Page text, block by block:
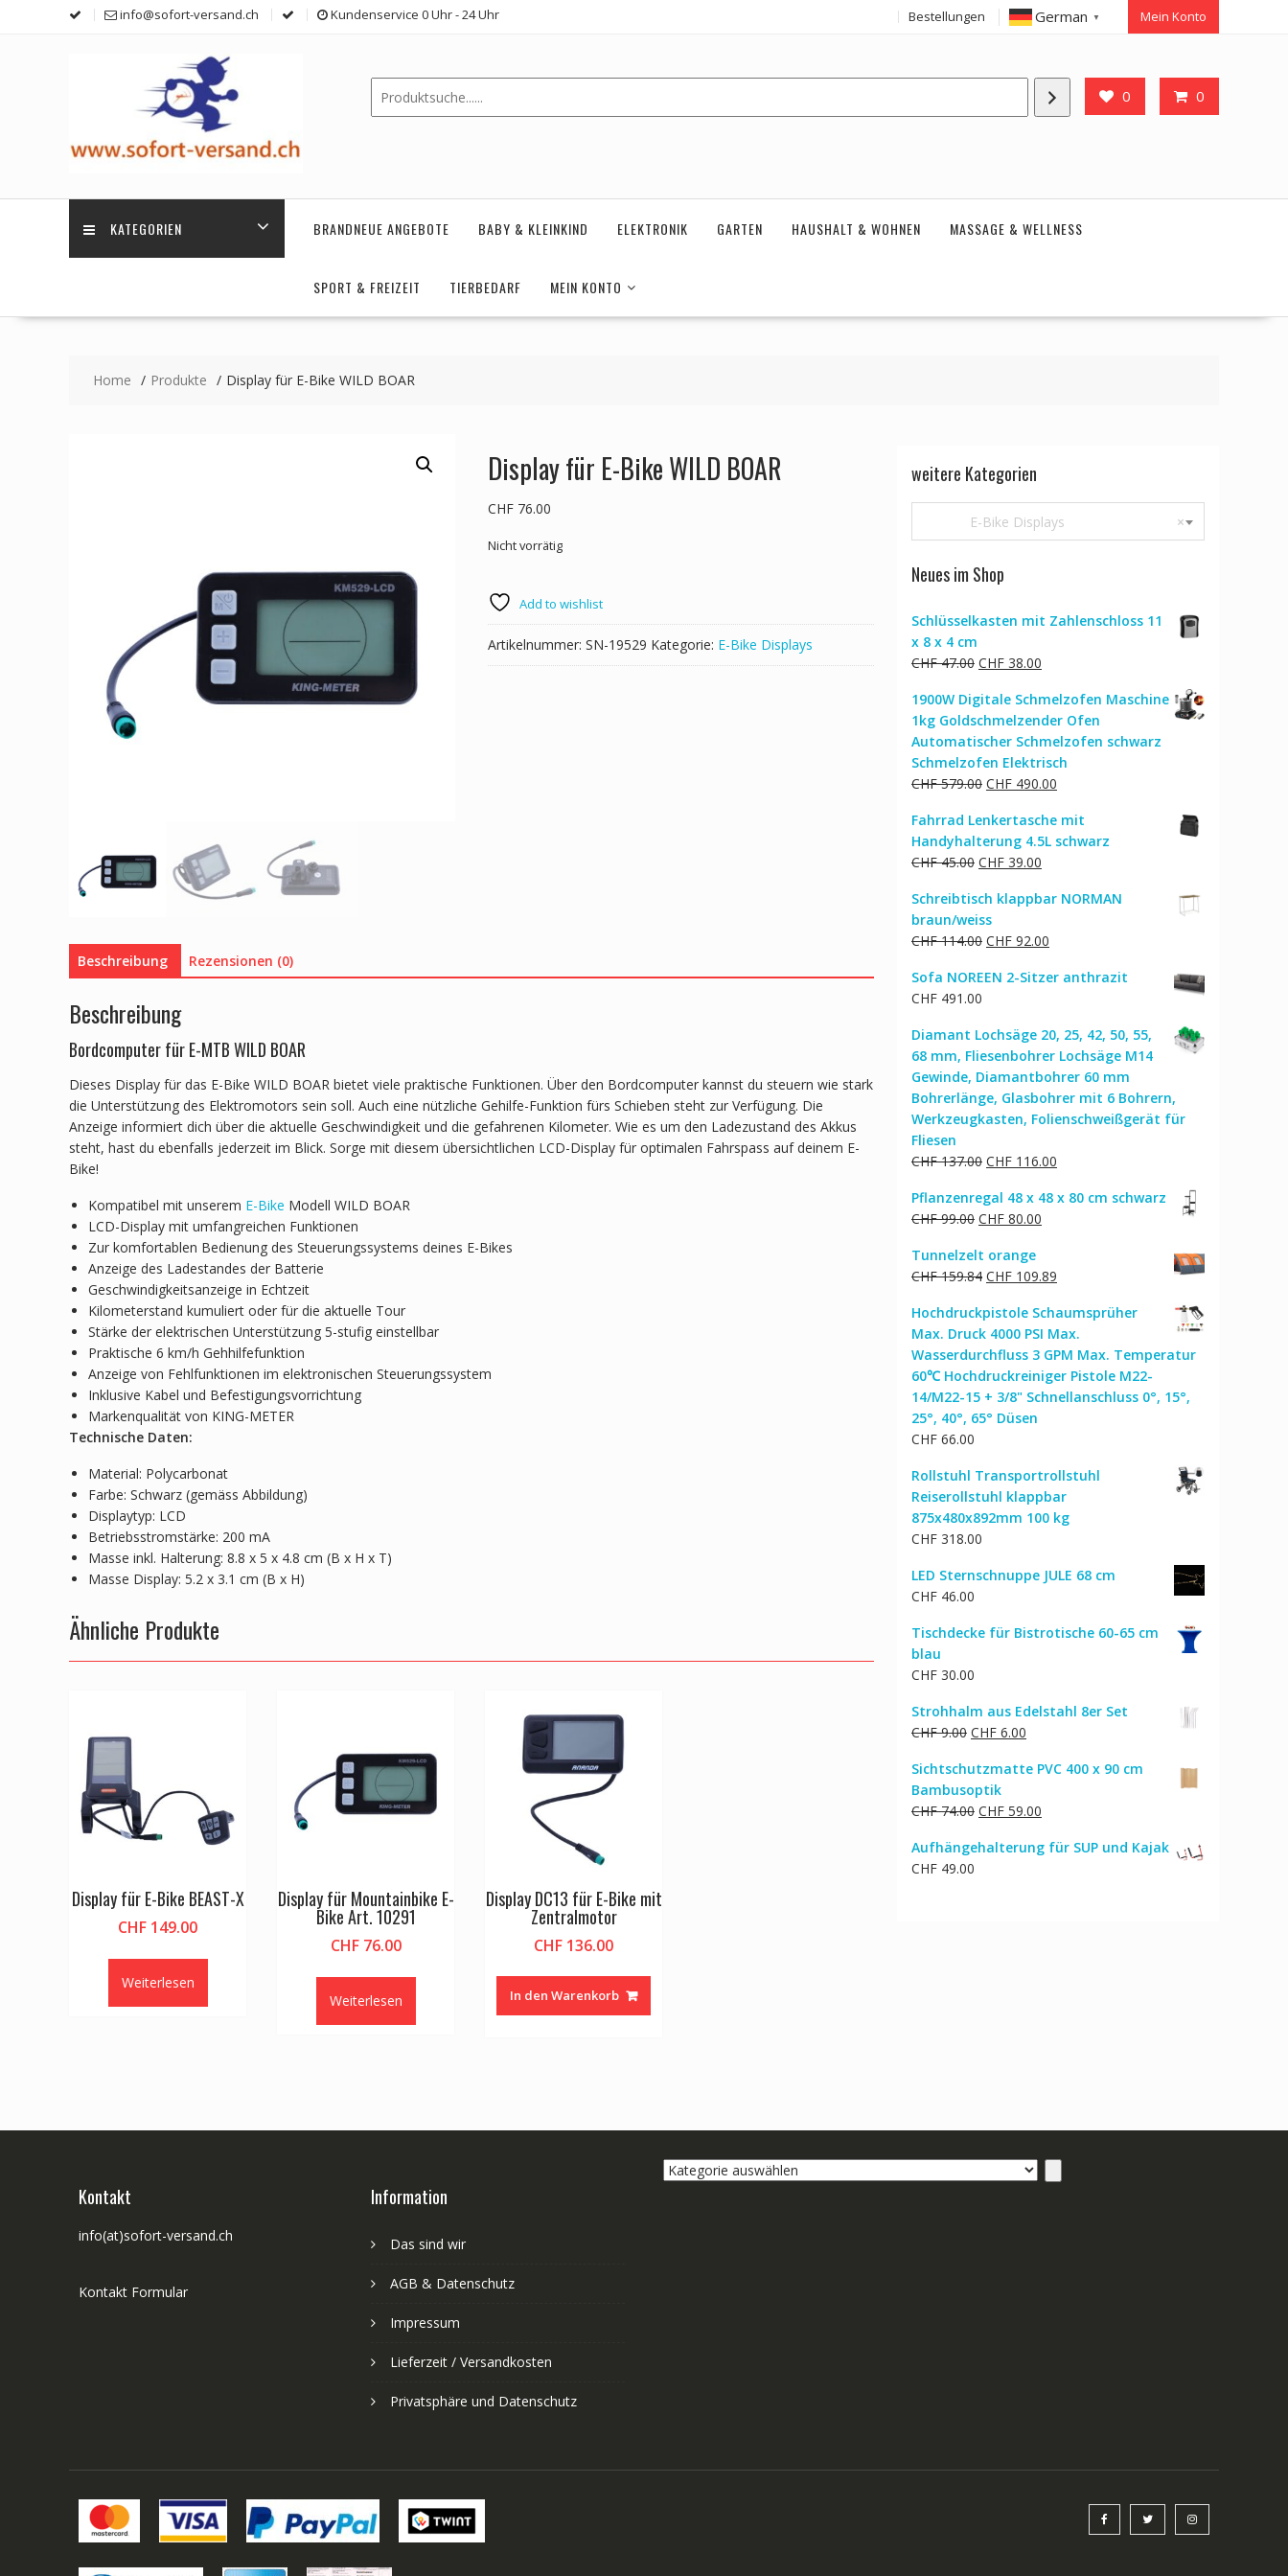
info@sofort-versand.ch Kundenservice 0 Uhr - 24 Uhr Bestellungen German ▼ Mein Konto
0 0
KATEGORIEN BRANDNEUE ANGEBOTE BABY & KLEINKIND ELEKTRONIK GARTEN HAUSHALT & WOHNEN MASSAGE & WELLNESS
SPORT & FREIZEIT TIERBEDARF MEIN KONTO
Home Produkte Display für E-Bike WILD BOAR
Display für E-Bike WILD BOAR
CHF76.00
Nicht vorrätig
Add to wishlist
Artikelnummer: SN-19529 Kategorie: E-Bike Displays
Beschreibung Rezensionen (0)
Beschreibung
Bordcomputer für E-MTB WILD BOAR
Dieses Display für das E-Bike WILD BOAR bietet viele praktische Funktionen. Über den Bordcomputer kannst du steuern wie stark
die Unterstützung des Elektromotors sein soll. Auch eine nützliche Gehilfe-Funktion fürs Schieben steht zur Verfügung. Die
Anzeige informiert dich über die aktuelle Geschwindigkeit und die gefahrenen Kilometer. Wie es um den Ladezustand des Akkus
steht, hast du ebenfalls jederzeit im Blick. Sorge mit diesem übersichtlichen LCD-Display für optimalen Fahrspass auf deinem E-
Bike!
Kompatibel mit unserem E-Bike Modell WILD BOAR
LCD-Display mit umfangreichen Funktionen
Zur komfortablen Bedienung des Steuerungssystems deines E-Bikes
Anzeige des Ladestandes der Batterie
Geschwindigkeitsanzeige in Echtzeit
Kilometerstand kumuliert oder für die aktuelle Tour
Stärke der elektrischen Unterstützung 5-stufig einstellbar
Praktische 6 km/h Gehhilfefunktion
Anzeige von Fehlfunktionen im elektronischen Steuerungssystem
Inklusive Kabel und Befestigungsvorrichtung
Markenqualität von KING-METER
Technische Daten:
Material: Polycarbonat
Farbe: Schwarz (gemäss Abbildung)
Displaytyp: LCD
Betriebsstromstärke: 200 mA
Masse inkl. Halterung: 8.8 x 5 x 4.8 cm (B x H x T)
Masse Display: 5.2 x 3.1 cm (B x H)
Ähnliche Produkte
Display für E-Bike BEAST-X
CHF 149.00
Weiterlesen
Display für Mountainbike E-
Bike Art. 10291
CHF76.00
Weiterlesen
Display DC13 für E-Bike mit
Zentralmotor
CHF 136.00
In den Warenkorb
weitere Kategorien
×
E-Bike Displays
Neues im Shop
Schlüsselkasten mit Zahlenschloss 11
x 8 x 4 cm
CHF47.00 Ursprünglicher
war:
CHF 47.00
CHF 38.00
ist:
CHF 38.00.
1900W Digitale Schmelzofen Maschine
1kg Goldschmelzender Ofen
Automatischer Schmelzofen schwarz
Schmelzofen Elektrisch
CHF579.00 Ursprünglicher
war:
CHF 579.00
CHF 490.00
ist:
CHF 490.00.
Fahrrad Lenkertasche mit
Handyhalterung 4.5L schwarz
CHF45.00 Ursprünglicher
war:
CHF 45.00
CHF 39.00
ist:
Schreibtisch klappbar NORMAN
braun/weiss
CHF114.00 Ursprünglicher
war:
CHF 92.00
ist:
Sofa NOREEN 2-Sitzer anthrazit
CHF 491.00
Diamant Lochsäge 20, 25, 42, 50, 55,
68 mm, Fliesenbohrer Lochsäge M14
Gewinde, Diamantbohrer 60 mm
Bohrerlänge, Glasbohrer mit 6 Bohrern,
Werkzeugkasten, Folienschweißgerät für
Fliesen
CHF137.00 Ursprünglicher
war:
CHF 137.00
CHF 116.00
ist:
Pflanzenregal 48 x 48 x 80 cm schwarz
CHF99.00 Ursprünglicher
war:
CHF 99.00
CHF 80.00
CHF 80.00.
Tunnelzelt orange
CHF159.84 Ursprünglicher
war:
CHF 159.84
CHF 109.89
ist:
CHF 109.89.
Hochdruckpistole Schaumsprüher
Max. Druck 4000 PSI Max.
Wasserdurchfluss 3 GPM Max. Temperatur
60℃ Hochdruckreiniger Pistole M22-
14/M22-15 + 3/8" Schnellanschluss 0°, 15°,
25°, 40°, 65° Düsen
CHF 66.00
Rollstuhl Transportrollstuhl
Reiserollstuhl klappbar
875x480x892mm 100 kg
CHF 318.00
LED Sternschnuppe JULE 68 cm
CHF 46.00
Tischdecke für Bistrotische 60-65 cm
blau
CHF 30.00
Strohhalm aus Edelstahl 8er Set
CHF9.00 Ursprünglicher
war:
CHF 9.00
CHF 6.00
ist:
Sichtschutzmatte PVC 400 x 90 cm
Bambusoptik
CHF74.00 Ursprünglicher
war:
CHF 59.00
ist:
Aufhängehalterung für SUP und Kajak
CHF 49.00
Kontakt
info(at)sofort-versand.ch
Kontakt Formular
Information
Das sind wir
AGB & Datenschutz
Impressum
Lieferzeit / Versandkosten
Privatsphäre und Datenschutz
Kategorie